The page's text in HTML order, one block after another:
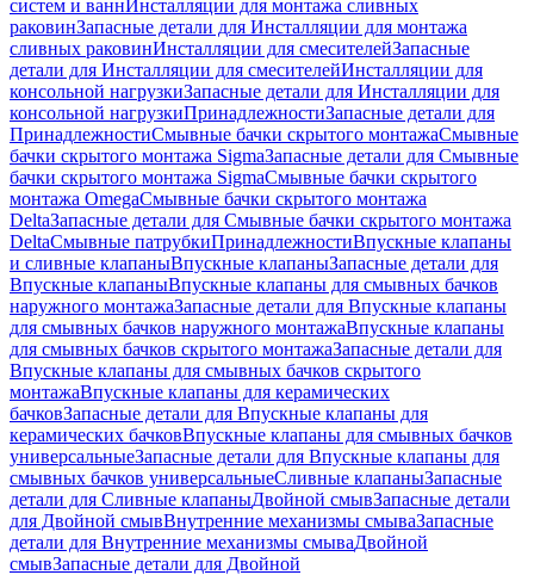
систем и ваннИнсталляции для монтажа сливных
раковинЗапасные детали для Инсталляции для монтажа
сливных раковинИнсталляции для смесителейЗапасные
детали для Инсталляции для смесителейИнсталляции для
консольной нагрузкиЗапасные детали для Инсталляции для
консольной нагрузкиПринадлежностиЗапасные детали для
ПринадлежностиСмывные бачки скрытого монтажаСмывные
бачки скрытого монтажа SigmaЗапасные детали для Смывные
бачки скрытого монтажа SigmaСмывные бачки скрытого
монтажа OmegaСмывные бачки скрытого монтажа
DeltaЗапасные детали для Смывные бачки скрытого монтажа
DeltaСмывные патрубкиПринадлежностиВпускные клапаны
и сливные клапаныВпускные клапаныЗапасные детали для
Впускные клапаныВпускные клапаны для смывных бачков
наружного монтажаЗапасные детали для Впускные клапаны
для смывных бачков наружного монтажаВпускные клапаны
для смывных бачков скрытого монтажаЗапасные детали для
Впускные клапаны для смывных бачков скрытого
монтажаВпускные клапаны для керамических
бачковЗапасные детали для Впускные клапаны для
керамических бачковВпускные клапаны для смывных бачков
универсальныеЗапасные детали для Впускные клапаны для
смывных бачков универсальныеСливные клапаныЗапасные
детали для Сливные клапаныДвойной смывЗапасные детали
для Двойной смывВнутренние механизмы смываЗапасные
детали для Внутренние механизмы смываДвойной
смывЗапасные детали для Двойной